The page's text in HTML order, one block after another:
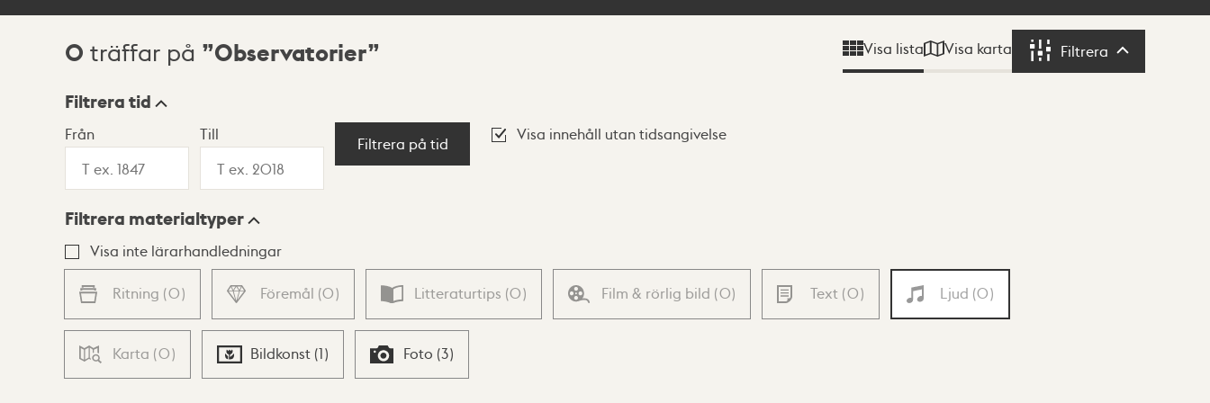
Sökresultat
0 träffar på Observatorier Visa lista Visa karta Filtrera Filtrera
Visningsläge
Lista Karta
Filtrera tid
Från Till
Filtrera på tid
Visa innehåll utan tidsangivelse
Filtrera materialtyper
Visa inte lärarhandledningar
Ritning (0) Föremål (0) Litteraturtips (0) Film & rörlig bild (0) Text (0) Ljud (0)
Karta (0) Bildkonst (1) Foto (3)